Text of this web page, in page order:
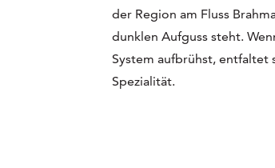
der Region am Fluss
dunklen Aufguss steht.
System aufbrühst, entfaltet
Spezialität.